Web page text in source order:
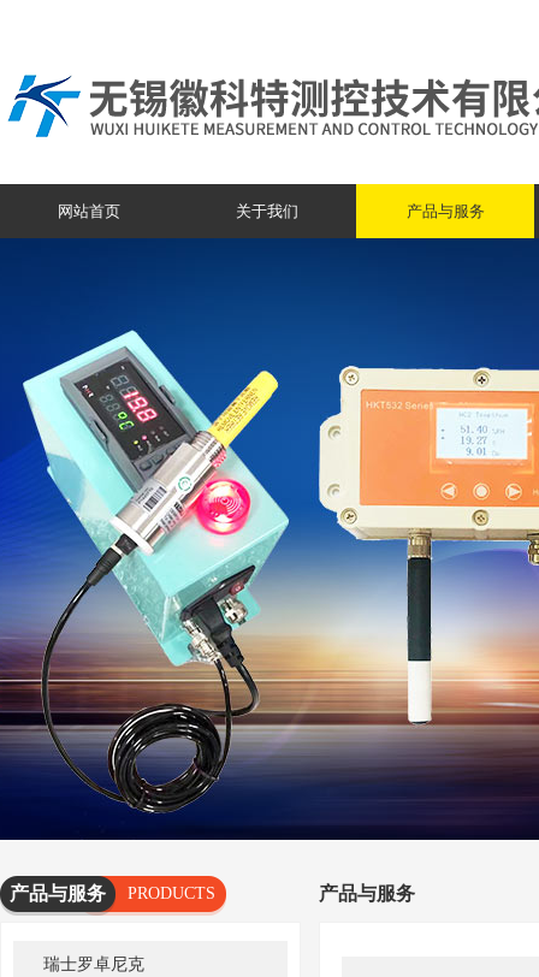
网站首页 关于我们 产品与服务
产品与服务
PRODUCTS
SERVICES
瑞士罗卓尼克
产品与服务